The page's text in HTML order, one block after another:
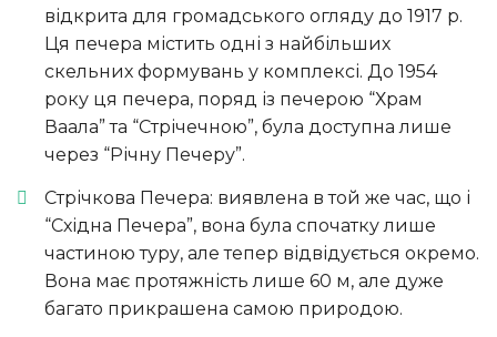
відкрита для громадського огляду до 1917 р.
Ця печера містить одні з найбільших
скельних формувань у комплексі. До 1954
року ця печера, поряд із печерою “Храм
Ваала” та “Стрічечною”, була доступна лише
через “Річну Печеру”.
Стрічкова Печера: виявлена ​​в той же час, що і
“Східна Печера”, вона була спочатку лише
частиною туру, але тепер відвідується окремо.
Вона має протяжність лише 60 м, але дуже
багато прикрашена самою природою.